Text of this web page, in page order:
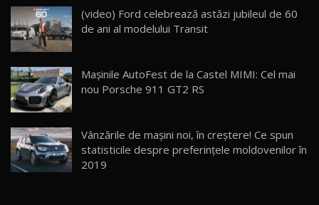
24
ZEEKR 009: Cel mai Performant și Confortabil
Van Electric Testat în Moldova / AutoBlog.MD
26:38
25
mai Exclusiv și Puternic Defender Testat în
Moldova
32:21
26
AutoBlog.MD
10:57
(video) Ford celebrează astăzi jubileul de 60
de ani al modelului Transit
Mașinile AutoFest de la Castel MIMI: Cel mai
nou Porsche 911 GT2 RS
Vânzările de maşini noi, în creştere! Ce spun
statisticile despre preferinţele moldovenilor în
2019